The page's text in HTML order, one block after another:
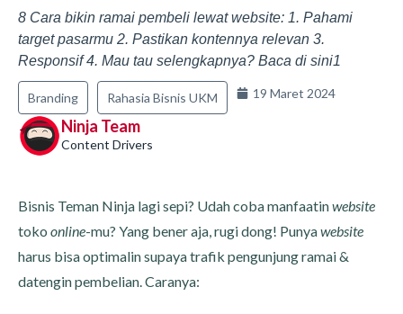
8 Cara bikin ramai pembeli lewat website: 1. Pahami
target pasarmu 2. Pastikan kontennya relevan 3.
Responsif 4. Mau tau selengkapnya? Baca di sini1
Branding Rahasia Bisnis UKM 19 Maret 2024
Ninja Team
Content Drivers
Bisnis Teman Ninja lagi sepi? Udah coba manfaatinwebsite
toko online-mu? Yang bener aja, rugi dong! Punyawebsite
harus bisa optimalin supaya trafik pengunjung ramai &
datengin pembelian. Caranya: